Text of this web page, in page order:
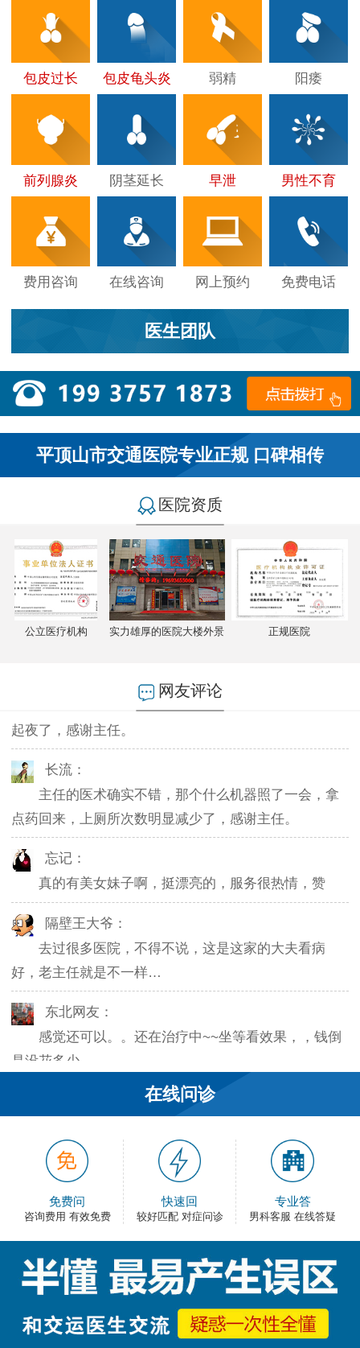
包皮过长 包皮龟头炎 弱精 阳痿
前列腺炎 阴茎延长 早泄 男性不育
费用咨询 在线咨询 网上预约 免费电话
医生团队
平顶山市交通医院专业正规 口碑相传
医院资质
公立医疗机构 实力雄厚的医院大楼外景 正规医院
网友评论
小李：
医院环境不错，就是人有点多，多亏手机预约了，
不然排队都要排好久…
陪老公一块去的，环境不错，第二天老公就不怎么
起夜了，感谢主任。
长流：
主任的医术确实不错，那个什么机器照了一会，拿
点药回来，上厕所次数明显减少了，感谢主任。
忘记：
真的有美女妹子啊，挺漂亮的，服务很热情，赞
隔壁王大爷：
去过很多医院，不得不说，这是这家的大夫看病
好，老主任就是不一样…
东北网友：
感觉还可以。。还在治疗中~~坐等看效果，，钱倒
是没花多少。
老医生就是好，不像某些医院的医生，脾气大死
和平网友：
护士都很不错，服务好热情，看病很舒心。
卡佛：
手术费用还能接受，早上去的，下午就正常上班
了，出血不多，还不错。
大叔：
在线问诊
免费问
咨询费用 有效免费
快速回
较好匹配 对症问诊
专业答
男科客服 在线答疑